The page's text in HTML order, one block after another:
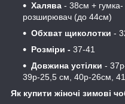
Халява - 38см + гумка-
розширювач (до 44см)
Обхват щиколотки -
Розміри - 37-41
Довжина устілки -
39р-25,5 см, 40р-26см,
Як купити жіночі зимові